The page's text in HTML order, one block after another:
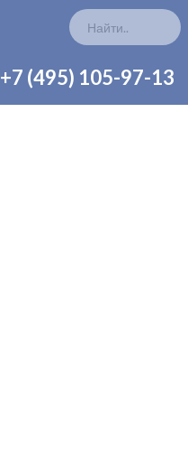
+7 (495) 105-97-13